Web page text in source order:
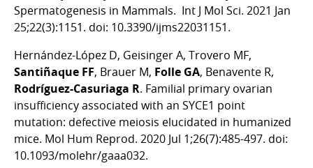
Spermatogenesis in Mammals. Int J Mol Sci. 2021 Jan
25;22(3):1151. doi: 10.3390/ijms22031151.
Hernández-López D, Geisinger A, Trovero MF,
Santiñaque FF, Brauer M, Folle GA, Benavente R,
Rodríguez-Casuriaga R. Familial primary ovarian
insufficiency associated with an SYCE1 point
mutation: defective meiosis elucidated in humanized
mice. Mol Hum Reprod. 2020 Jul 1;26(7):485-497. doi:
10.1093/molehr/gaaa032.